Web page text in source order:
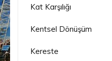
Kat Karşılığı
Kentsel Dönüşüm
Kereste